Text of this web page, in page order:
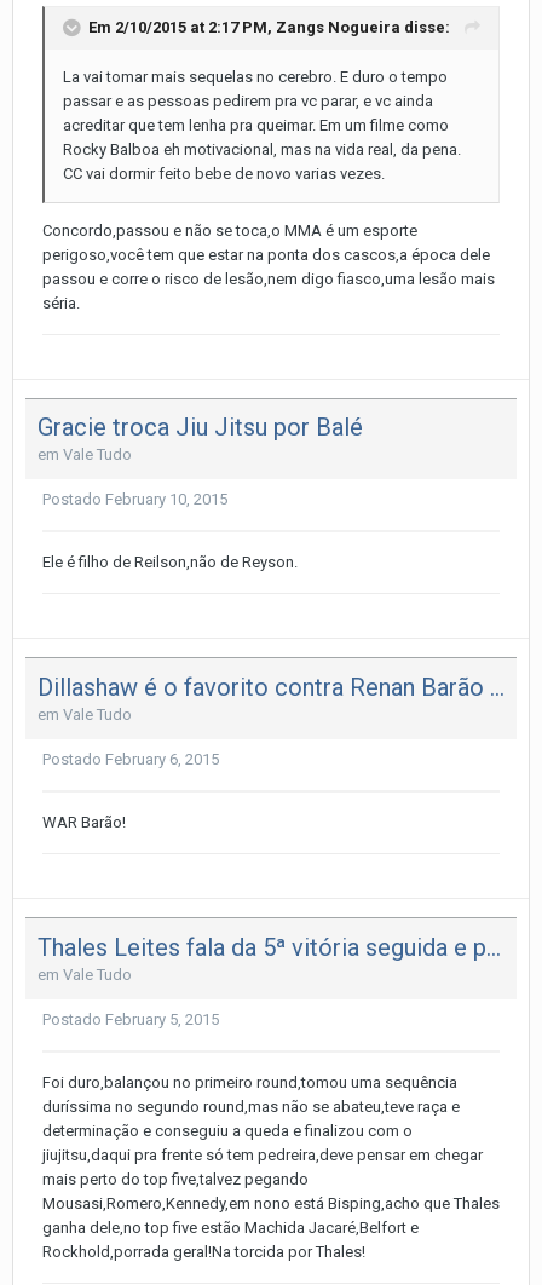
Em 2/10/2015 at 2:17 PM, Zangs Nogueira disse:
La vai tomar mais sequelas no cerebro. E duro o tempo
passar e as pessoas pedirem pra vc parar, e vc ainda
acreditar que tem lenha pra queimar. Em um filme como
Rocky Balboa eh motivacional, mas na vida real, da pena.
CC vai dormir feito bebe de novo varias vezes.
Concordo,passou e não se toca,o MMA é um esporte
perigoso,você tem que estar na ponta dos cascos,a época dele
passou e corre o risco de lesão,nem digo fiasco,uma lesão mais
séria.
Gracie troca Jiu Jitsu por Balé
em Vale Tudo
Postado February 10, 2015
Ele é filho de Reilson,não de Reyson.
Dillashaw é o favorito contra Renan Barão em sites de apostas
em Vale Tudo
Postado February 6, 2015
WAR Barão!
Thales Leites fala da 5ª vitória seguida e pretensão de título
em Vale Tudo
Postado February 5, 2015
Foi duro,balançou no primeiro round,tomou uma sequência
duríssima no segundo round,mas não se abateu,teve raça e
determinação e conseguiu a queda e finalizou com o
jiujitsu,daqui pra frente só tem pedreira,deve pensar em chegar
mais perto do top five,talvez pegando
Mousasi,Romero,Kennedy,em nono está Bisping,acho que Thales
ganha dele,no top five estão Machida Jacaré,Belfort e
Rockhold,porrada geral!Na torcida por Thales!